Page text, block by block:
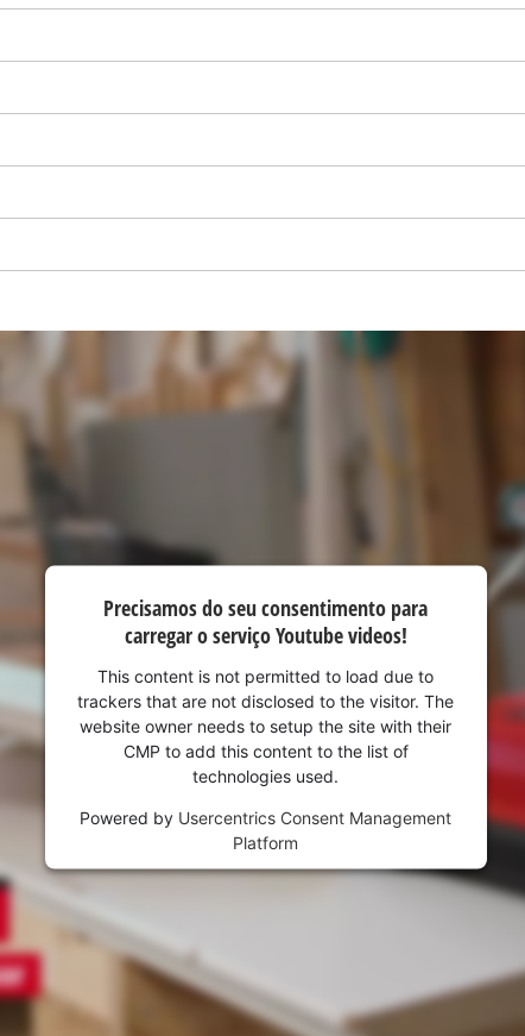
carregar o serviço Google Maps!
Precisamos do seu consentimento para
carregar o serviço Youtube videos!
This content is not permitted to load due to
trackers that are not disclosed to the visitor. The
website owner needs to setup the site with their
CMP to add this content to the list of
technologies used.
Powered by Usercentrics Consent Management
Platform